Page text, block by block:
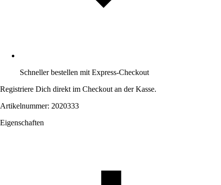
Schneller bestellen mit Express-Checkout
Registriere Dich direkt im Checkout an der Kasse.
Artikelnummer: 2020333
Eigenschaften